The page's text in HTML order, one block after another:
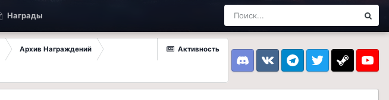
Награды
Активность
Архив Награждений
DiscordVK TelegramTwitter Steam